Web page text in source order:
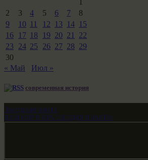
1
2
3 4 5 6 7
8
9
10 11 12 13 14 15
16
17 18 19 20 21
22
23
24 25 26 27 28 29
30
« Май
Июл »
современная история
Звездные врата
НАШ МИР ВЧЕРА СЕГОДНЯ И ЗАВТРА